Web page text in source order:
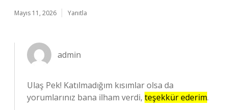
Mayıs 11, 2026 Yanıtla
admin
Ulaş Pek! Katılmadığım kısımlar olsa da
yorumlarınız bana ilham verdi, teşekkür ederim.